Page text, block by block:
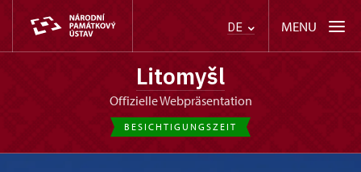
DE MENU
Litomyšl
offizielle Webpräsentation
BESICHTIGUNGSZEIT